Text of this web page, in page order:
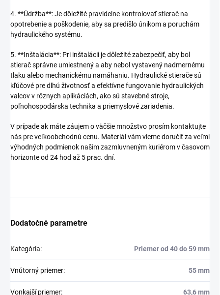
4. **Údržba**: Je dôležité pravidelne kontrolovať stierač na
opotrebenie a poškodenie, aby sa predišlo únikom a poruchám
hydraulického systému.
5. **Inštalácia**: Pri inštalácii je dôležité zabezpečiť, aby bol
stierač správne umiestnený a aby nebol vystavený nadmernému
tlaku alebo mechanickému namáhaniu. Hydraulické stierače sú
kľúčové pre dlhú životnosť a efektívne fungovanie hydraulických
valcov v rôznych aplikáciách, ako sú stavebné stroje,
poľnohospodárska technika a priemyslové zariadenia.
V prípade ak máte záujem o väčšie množstvo prosím kontaktujte
nás pre veľkoobchodnú cenu. Materiál vám vieme doručiť za veľmi
výhodných podmienok našim zazmluvneným kuriérom v časovom
horizonte od 24 hod až 5 prac. dní.
Dodatočné parametre
Kategória: Priemer od 40 do 59 mm
Vnútorný priemer: 55 mm
Vonkajší priemer: 63,6 mm